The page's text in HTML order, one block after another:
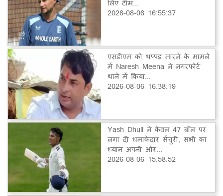
लिए टीम...
2026-08-06 16:55:37
एसडीएम को थप्पड़ मारने के मामले
में Naresh Meena ने नगरफोर्ट
थाने में किया...
2026-08-06 16:38:19
Yash Dhull ने केवल 47 बॉल पर
लगा दी धमाकेदार सेंचुरी, सभी का
ध्यान अपनी ओर...
2026-08-06 15:58:52